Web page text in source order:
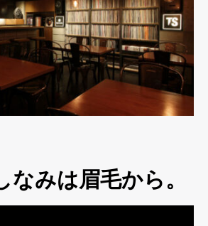
なみは眉毛から。